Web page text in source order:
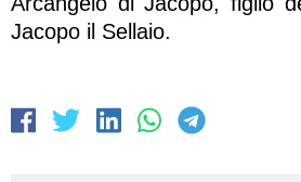
Jacopo il Sellaio.